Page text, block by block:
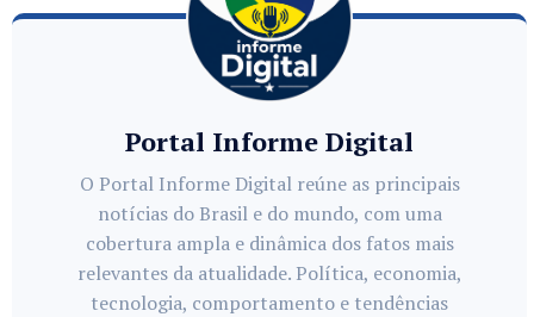
Portal Informe Digital
O Portal Informe Digital reúne as principais
notícias do Brasil e do mundo, com uma
cobertura ampla e dinâmica dos fatos mais
relevantes da atualidade. Política, economia,
tecnologia, comportamento e tendências